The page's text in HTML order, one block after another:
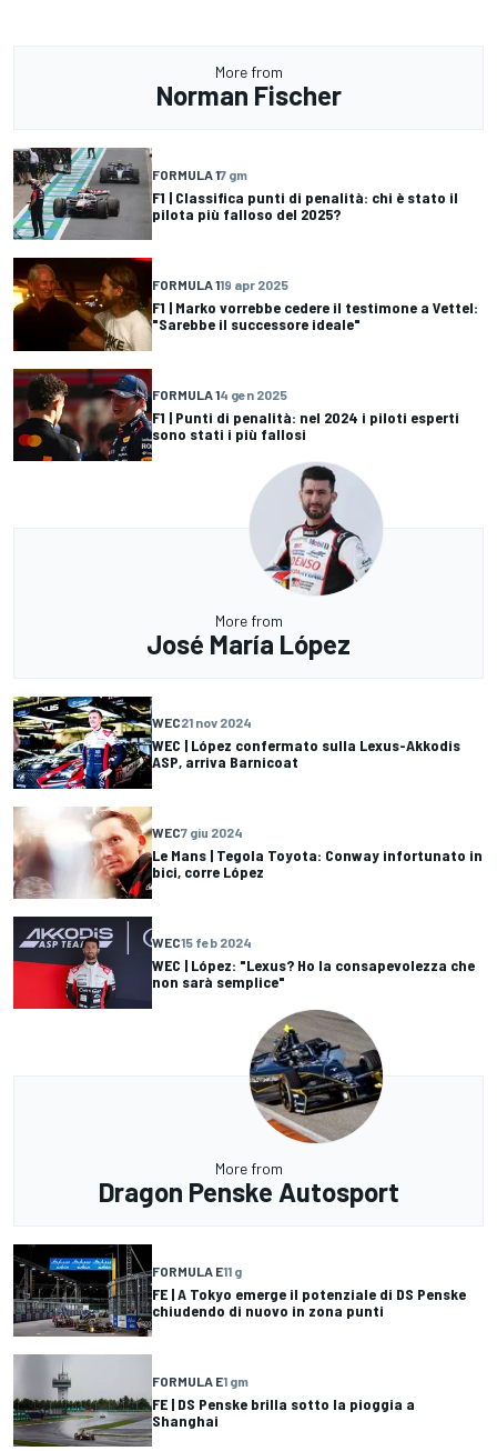
More from
Norman Fischer
FORMULA 17 gm
F1 | Classifica punti di penalità: chi è stato il
pilota più falloso del 2025?
FORMULA 119 apr 2025
F1 | Marko vorrebbe cedere il testimone a Vettel:
"Sarebbe il successore ideale"
FORMULA 14 gen 2025
F1 | Punti di penalità: nel 2024 i piloti esperti
sono stati i più fallosi
More from
José María López
WEC21 nov 2024
WEC | López confermato sulla Lexus-Akkodis
ASP, arriva Barnicoat
WEC7 giu 2024
Le Mans | Tegola Toyota: Conway infortunato in
bici, corre López
WEC15 feb 2024
WEC | López: "Lexus? Ho la consapevolezza che
non sarà semplice"
More from
Dragon Penske Autosport
FORMULA E11 g
FE | A Tokyo emerge il potenziale di DS Penske
chiudendo di nuovo in zona punti
FORMULA E1 gm
FE | DS Penske brilla sotto la pioggia a
Shanghai